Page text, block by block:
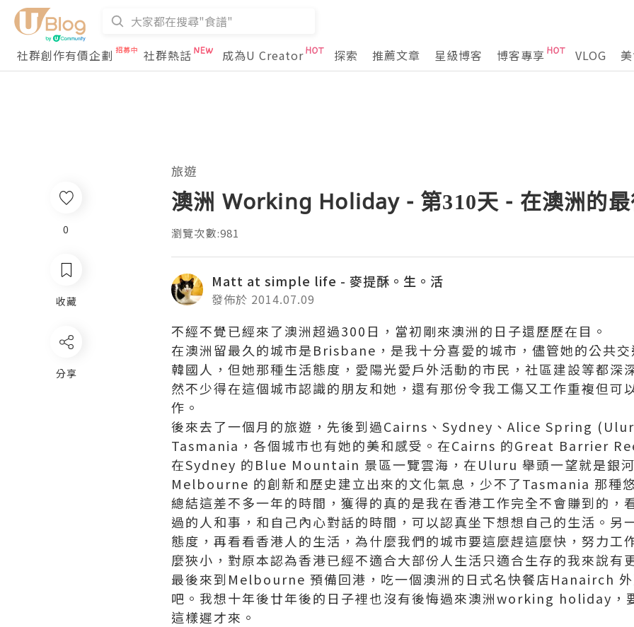
社群創作有價企劃
社群熱話 成為U Creator 探索 推薦文章 星級博客 博客專享 VLOG
旅遊
澳洲 Working Holiday - 第310天 - 在澳洲的
瀏覽次數:981
Matt at simple life - 麥提酥。生。活
發佈於 2014.07.09
不經不覺已經來了澳洲超過300日，當初剛來澳洲的日子還歷歷在目。
在澳洲留最久的城市是Brisbane，是我十分喜愛的城市，儘管她的公共
韓國人，但她那種生活態度，愛陽光愛戶外活動的市民，社區建設等都深
然不少得在這個城市認識的朋友和她，還有那份令我工傷又工作重複但可
作。
後來去了一個月的旅遊，先後到過Cairns、Sydney、Alice Spring
Tasmania，各個城市也有她的美和感受。在Cairns 的Great Barrier
在Sydney 的Blue Mountain 景區一覽雲海，在Uluru 舉頭一望就是銀
Melbourne 的創新和歷史建立出來的文化氣息，少不了Tasmania 那種
總結這差不多一年的時間，獲得的真的是我在香港工作完全不會賺到的，
過的人和事，和自己內心對話的時間，可以認真坐下想想自己的生活。另
態度，再看看香港人的生活，為什麼我們的城市要這麼趕這麼快，努力工
麼狹小，對原本認為香港已經不適合大部份人生活只適合生存的我來說有
最後來到Melbourne 預備回港，吃一個澳洲的日式名快餐店Hanairch 外
吧。我想十年後廿年後的日子裡也沒有後悔過來澳洲working holiday，
這樣遲才來。
0
收藏
分享